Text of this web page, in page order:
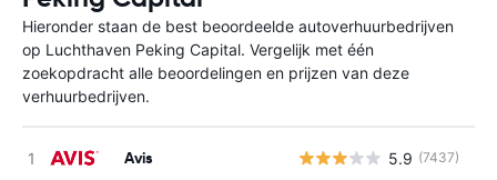
Hieronder staan de best beoordeelde autoverhuurbedrijven
op Luchthaven Peking Capital. Vergelijk met één
zoekopdracht alle beoordelingen en prijzen van deze
verhuurbedrijven.
Avis 5.9 (7437)